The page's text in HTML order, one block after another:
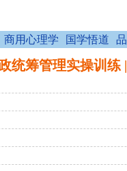
商用心理学 国学悟道
统筹管理实操训练